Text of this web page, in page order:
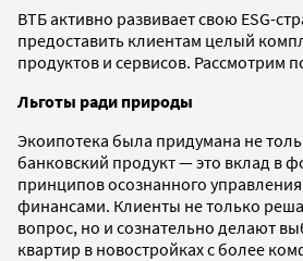
ВТБ активно развивает свою ESG-
предоставить клиентам целый
продуктов и сервисов. Рассмотрим
Льготы ради природы
Экоипотека была придумана не
банковский продукт — это вклад в
принципов осознанного
финансами. Клиенты не только
вопрос, но и сознательно делают
квартир в новостройках с более